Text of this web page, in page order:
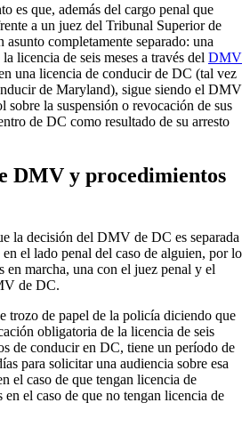
es que, además del cargo penal que
a un juez del Tribunal Superior de
completamente separado: una
licencia de seis meses a través del DMV
una licencia de conducir de DC (tal vez
de Maryland), sigue siendo el DMV
sobre la suspensión o revocación de sus
de DC como resultado de su arresto
DMV y procedimientos
la decisión del DMV de DC es separada
el lado penal del caso de alguien, por lo
en marcha, una con el juez penal y el
de DC.
trozo de papel de la policía diciendo que
obligatoria de la licencia de seis
de conducir en DC, tiene un período de
para solicitar una audiencia sobre esa
el caso de que tengan licencia de
el caso de que no tengan licencia de